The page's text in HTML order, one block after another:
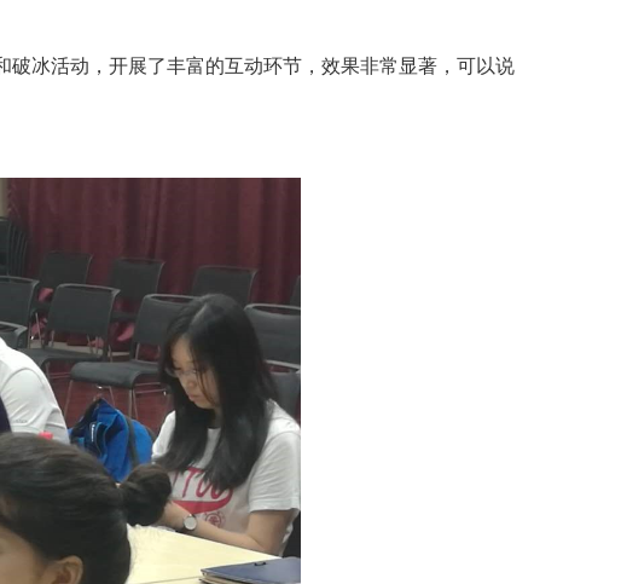
冰活动，开展了丰富的互动环节，效果非常显著，可以说